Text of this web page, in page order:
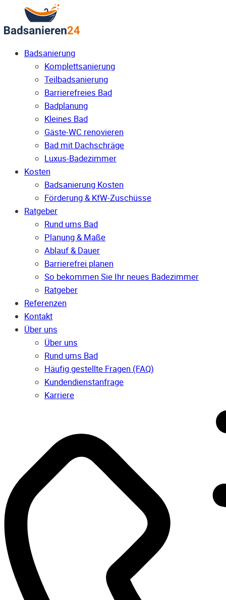
Badsanierung
Komplettsanierung
Teilbadsanierung
Barrierefreies Bad
Badplanung
Kleines Bad
Gäste-WC renovieren
Bad mit Dachschräge
Luxus-Badezimmer
Kosten
Badsanierung Kosten
Förderung & KfW-Zuschüsse
Ratgeber
Rund ums Bad
Planung & Maße
Ablauf & Dauer
Barrierefrei planen
So bekommen Sie Ihr neues Badezimmer
Ratgeber
Referenzen
Kontakt
Über uns
Über uns
Rund ums Bad
Häufig gestellte Fragen (FAQ)
Kunden­dienst­anfrage
Karriere